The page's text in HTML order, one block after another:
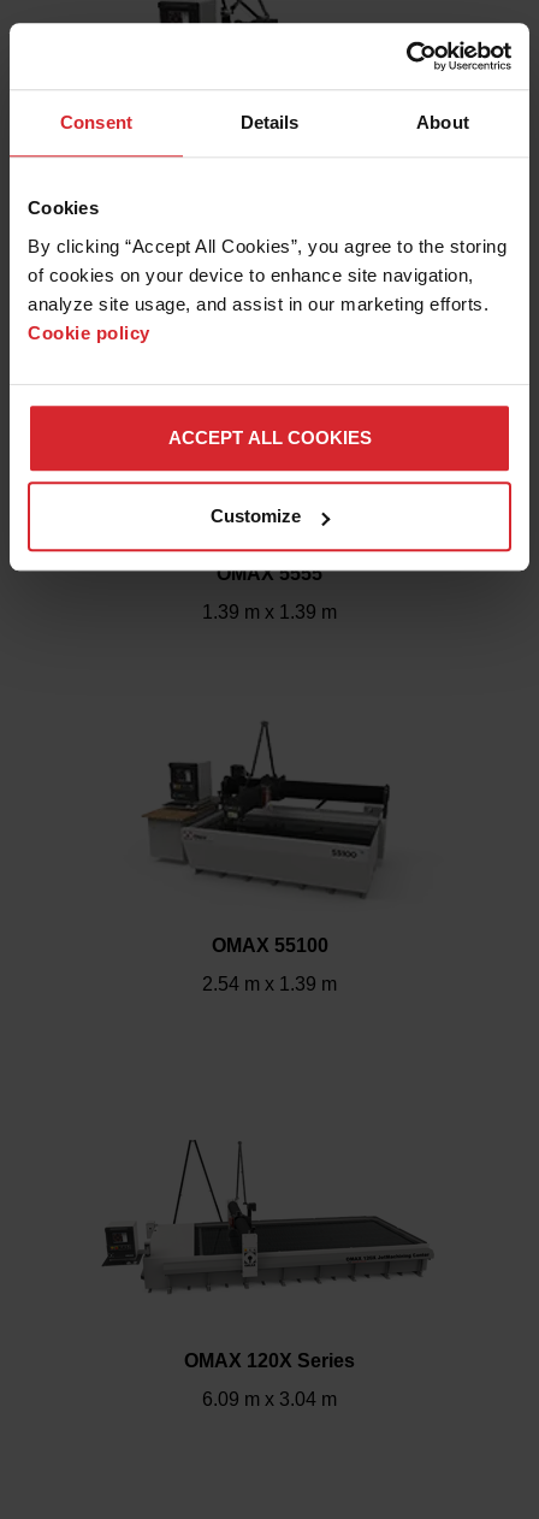
Consent Details About
Cookies
By clicking “Accept All Cookies”, you agree to the storing
of cookies on your device to enhance site navigation,
analyze site usage, and assist in our marketing efforts.
Cookie policy
ACCEPT ALL COOKIES
Customize
1.32 m x 0.66 m
OMAX 5555
1.39 m x 1.39 m
OMAX 55100
2.54 m x 1.39 m
OMAX 120X Series
6.09 m x 3.04 m